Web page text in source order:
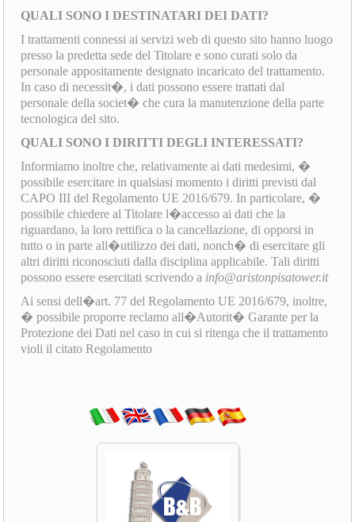
QUALI SONO I DESTINATARI DEI DATI?
I trattamenti connessi ai servizi web di questo sito hanno luogo
presso la predetta sede del Titolare e sono curati solo da
personale appositamente designato incaricato del trattamento.
In caso di necessit�, i dati possono essere trattati dal
personale della societ� che cura la manutenzione della parte
tecnologica del sito.
QUALI SONO I DIRITTI DEGLI INTERESSATI?
Informiamo inoltre che, relativamente ai dati medesimi, �
possibile esercitare in qualsiasi momento i diritti previsti dal
CAPO III del Regolamento UE 2016/679. In particolare, �
possibile chiedere al Titolare l�accesso ai dati che la
riguardano, la loro rettifica o la cancellazione, di opporsi in
tutto o in parte all�utilizzo dei dati, nonch� di esercitare gli
altri diritti riconosciuti dalla disciplina applicabile. Tali diritti
possono essere esercitati scrivendo a info@aristonpisatower.it
Ai sensi dell�art. 77 del Regolamento UE 2016/679, inoltre,
� possibile proporre reclamo all�Autorit� Garante per la
Protezione dei Dati nel caso in cui si ritenga che il trattamento
violi il citato Regolamento